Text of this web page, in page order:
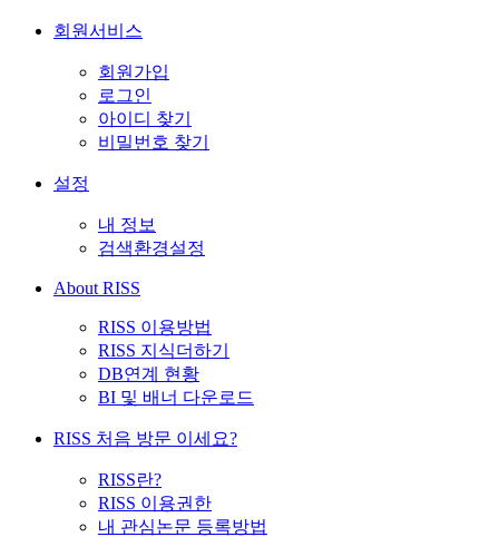
회원서비스
회원가입
로그인
아이디 찾기
비밀번호 찾기
설정
내 정보
검색환경설정
About RISS
RISS 이용방법
RISS 지식더하기
DB연계 현황
BI 및 배너 다운로드
RISS 처음 방문 이세요?
RISS란?
RISS 이용권한
내 관심논문 등록방법